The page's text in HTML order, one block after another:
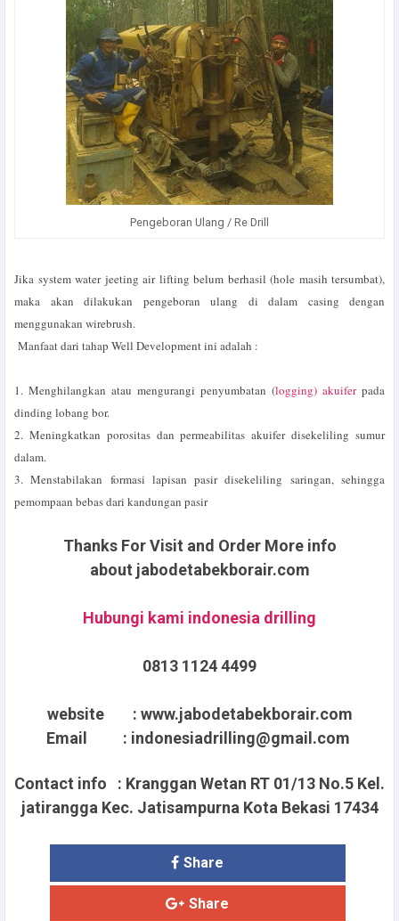
Pengeboran Ulang / Re Drill
Jika system water jeeting air lifting belum berhasil (hole masih tersumbat),
maka akan dilakukan pengeboran ulang di dalam casing dengan
menggunakan wirebrush.
Manfaat dari tahap Well Development ini adalah :
1. Menghilangkan atau mengurangi penyumbatan (logging) akuiferpada
dinding lobang bor.
2. Meningkatkan porositas dan permeabilitas akuifer disekeliling sumur
dalam.
3. Menstabilakan formasi lapisan pasir disekeliling saringan, sehingga
pemompaan bebas dari kandungan pasir
Thanks For Visit and Order More info
about jabodetabekborair.com
Hubungi kami indonesia drilling
0813 1124 4499
website : www.jabodetabekborair.com
Email : indonesiadrilling@gmail.com
Contact info : Kranggan Wetan RT 01/13 No.5 Kel.
jatirangga Kec. Jatisampurna Kota Bekasi 17434
Share
Share